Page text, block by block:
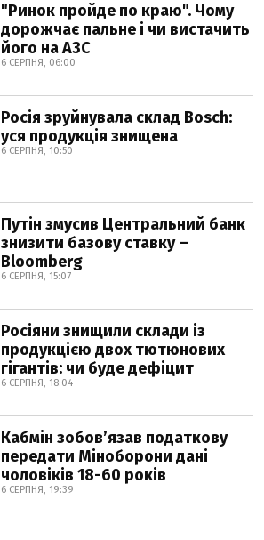
"Ринок пройде по краю". Чому
дорожчає пальне і чи вистачить
його на АЗС
6 СЕРПНЯ, 06:00
Росія зруйнувала склад Bosch:
уся продукція знищена
6 СЕРПНЯ, 10:50
Путін змусив Центральний банк
знизити базову ставку –
Bloomberg
6 СЕРПНЯ, 15:07
Росіяни знищили склади із
продукцією двох тютюнових
гігантів: чи буде дефіцит
6 СЕРПНЯ, 18:04
Кабмін зобовʼязав податкову
передати Міноборони дані
чоловіків 18-60 років
6 СЕРПНЯ, 19:39